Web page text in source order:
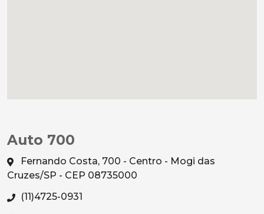
Auto 700
Fernando Costa, 700 - Centro - Mogi das
Cruzes/SP - CEP 08735000
(11)4725-0931